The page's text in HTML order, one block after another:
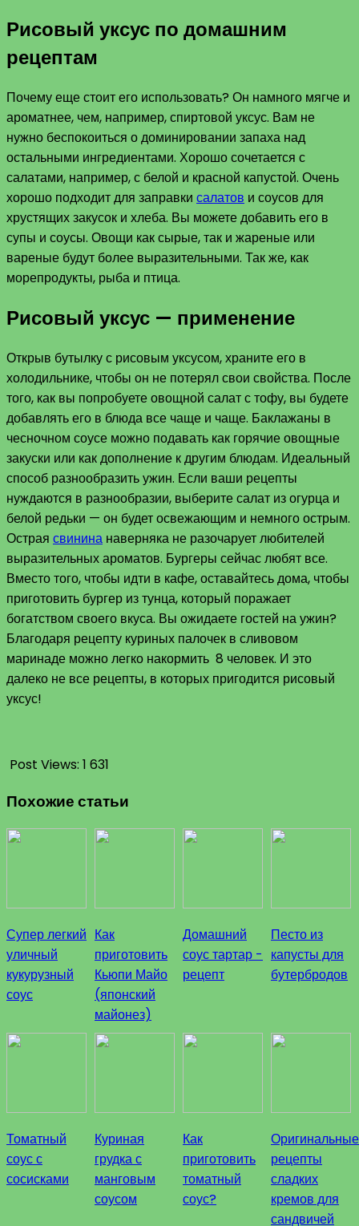
Рисовый уксус по домашним
рецептам
Почему еще стоит его использовать? Он намного мягче и
ароматнее, чем, например, спиртовой уксус. Вам не
нужно беспокоиться о доминировании запаха над
остальными ингредиентами. Хорошо сочетается с
салатами, например, с белой и красной капустой. Очень
хорошо подходит для заправки салатов и соусов для
хрустящих закусок и хлеба. Вы можете добавить его в
супы и соусы. Овощи как сырые, так и жареные или
вареные будут более выразительными. Так же, как
морепродукты, рыба и птица.
Рисовый уксус — применение
Открыв бутылку с рисовым уксусом, храните его в
холодильнике, чтобы он не потерял свои свойства. После
того, как вы попробуете овощной салат с тофу, вы будете
добавлять его в блюда все чаще и чаще. Баклажаны в
чесночном соусе можно подавать как горячие овощные
закуски или как дополнение к другим блюдам. Идеальный
способ разнообразить ужин. Если ваши рецепты
нуждаются в разнообразии, выберите салат из огурца и
белой редьки — он будет освежающим и немного острым.
Острая свинина наверняка не разочарует любителей
выразительных ароматов. Бургеры сейчас любят все.
Вместо того, чтобы идти в кафе, оставайтесь дома, чтобы
приготовить бургер из тунца, который поражает
богатством своего вкуса. Вы ожидаете гостей на ужин?
Благодаря рецепту куриных палочек в сливовом
маринаде можно легко накормить 8 человек. И это
далеко не все рецепты, в которых пригодится рисовый
уксус!
Post Views: 1 631
Похожие статьи
Супер легкий
уличный
кукурузный
соус
Как
приготовить
Кьюпи Майо
(японский
майонез)
Домашний
соус тартар -
рецепт
Песто из
капусты для
бутербродов
Томатный
соус с
сосисками
Куриная
грудка с
манговым
соусом
Как
приготовить
томатный
соус?
Оригинальные
рецепты
сладких
кремов для
сандвичей